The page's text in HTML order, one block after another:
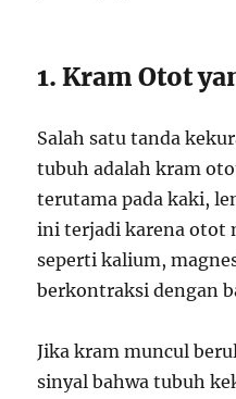
1. Kram Otot
Salah satu tanda
tubuh adalah kram
terutama pada kaki,
ini terjadi karena otot
seperti kalium,
berkontraksi dengan
Jika kram muncul
sinyal bahwa tubuh